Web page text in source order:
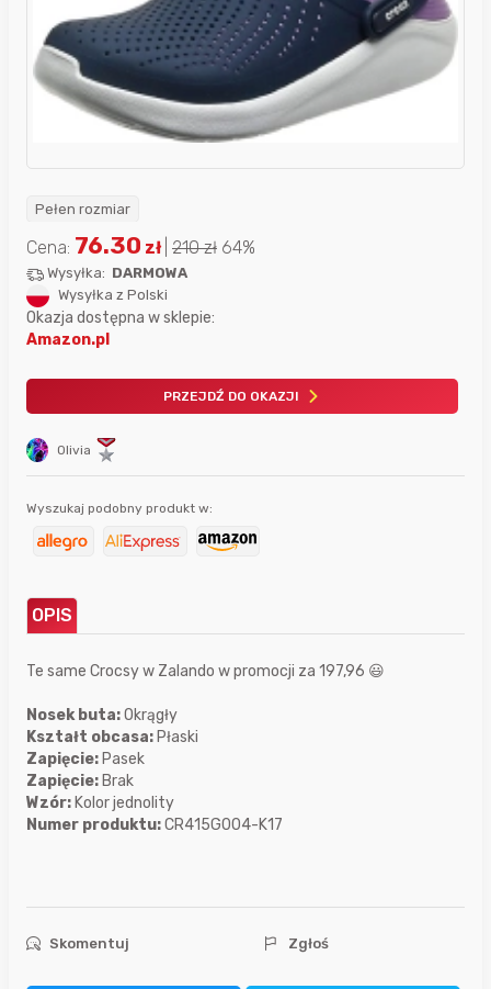
Pełen rozmiar
Olivia
Cena: 76.30 zł 210zł 64%
Wysyłka: DARMOWA
Wysyłka z Polski
Okazja dostępna w sklepie:
Amazon.pl
PRZEJDŹ DO OKAZJI
Wyszukaj podobny produkt w:
OPIS
Te same Crocsy w Zalando w promocji za 197,96 😃
Nosek buta:Okrągły
Kształt obcasa: Płaski
Zapięcie: Pasek
Zapięcie: Brak
Wzór: Kolor jednolity
Numer produktu:CR415G004-K17
Skomentuj Zgłoś